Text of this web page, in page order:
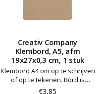
Creativ Company
Klembord, A5, afm
19x27x0,3 cm, 1 stuk
Klembord A4 om op te schrijven
of op te tekenen. Bord is
voorzien van een zeer sterke
€3,85